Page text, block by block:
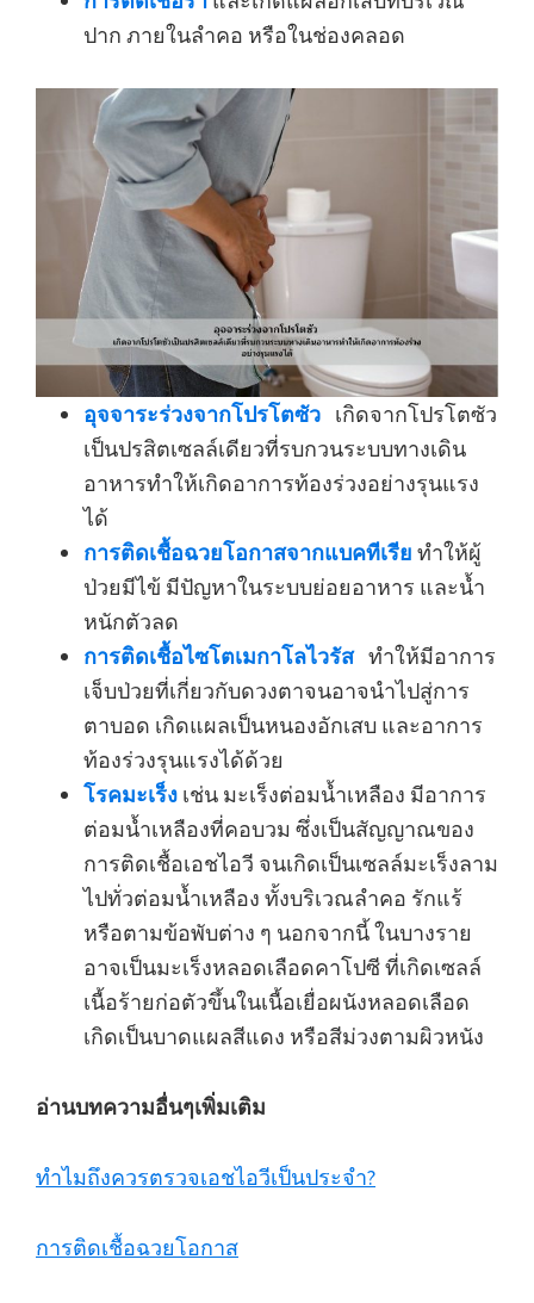
ปาก ภายในลำคอ หรือในช่องคลอด
อุจจาระร่วงจากโปรโตซัว เกิดจากโปรโตซัว
เป็นปรสิตเซลล์เดียวที่รบกวนระบบทางเดิน
อาหารทำให้เกิดอาการท้องร่วงอย่างรุนแรง
ได้
การติดเชื้อฉวยโอกาสจากแบคทีเรีย ทำให้ผู้
ป่วยมีไข้ มีปัญหาในระบบย่อยอาหาร และน้ำ
หนักตัวลด
การติดเชื้อไซโตเมกาโลไวรัส ทำให้มีอาการ
เจ็บป่วยที่เกี่ยวกับดวงตาจนอาจนำไปสู่การ
ตาบอด เกิดแผลเป็นหนองอักเสบ และอาการ
ท้องร่วงรุนแรงได้ด้วย
โรคมะเร็ง เช่น มะเร็งต่อมน้ำเหลือง มีอาการ
ต่อมน้ำเหลืองที่คอบวม ซึ่งเป็นสัญญาณของ
การติดเชื้อเอชไอวี จนเกิดเป็นเซลล์มะเร็งลาม
ไปทั่วต่อมน้ำเหลือง ทั้งบริเวณลำคอ รักแร้
หรือตามข้อพับต่าง ๆ นอกจากนี้ ในบางราย
อาจเป็นมะเร็งหลอดเลือดคาโปซี ที่เกิดเซลล์
เนื้อร้ายก่อตัวขึ้นในเนื้อเยื่อผนังหลอดเลือด
เกิดเป็นบาดแผลสีแดง หรือสีม่วงตามผิวหนัง
อ่านบทความอื่นๆเพิ่มเติม
ทำไมถึงควรตรวจเอชไอวีเป็นประจำ?
การติดเชื้อฉวยโอกาส